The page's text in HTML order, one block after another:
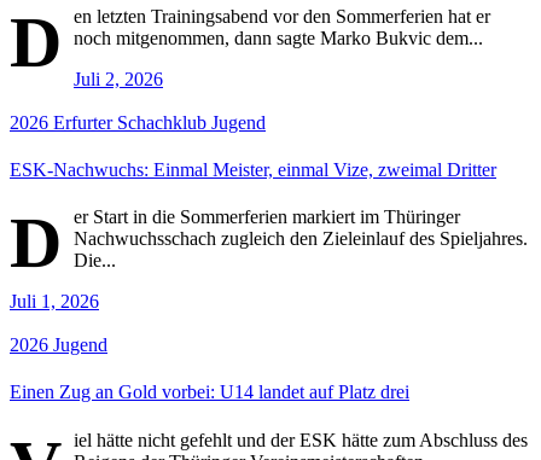
D
en letzten Trainingsabend vor den Sommerferien hat er
noch mitgenommen, dann sagte Marko Bukvic dem...
Juli 2, 2026
2026 Erfurter Schachklub Jugend
ESK-Nachwuchs: Einmal Meister, einmal Vize, zweimal Dritter
D
er Start in die Sommerferien markiert im Thüringer
Nachwuchsschach zugleich den Zieleinlauf des Spieljahres.
Die...
Juli 1, 2026
2026 Jugend
Einen Zug an Gold vorbei: U14 landet auf Platz drei
iel hätte nicht gefehlt und der ESK hätte zum Abschluss des